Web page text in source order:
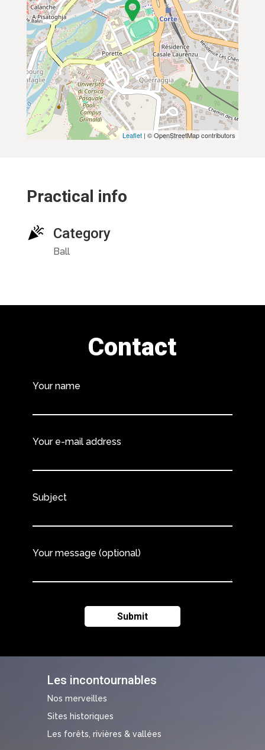
Leaflet | © OpenStreetMap contributors
Practical info
Category
Ball
Les incontournables
Nos merveilles
Sites historiques
Les forêts, rivières & vallées
Contact
Your name
Your e-mail address
Subject
Your message (optional)